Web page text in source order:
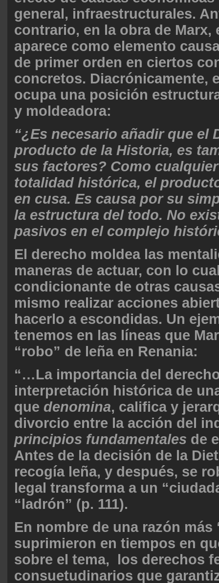
general, infraestructurales.
contrario, en la obra de Marx,
aparece como elemento
de primer orden en ciertos
concretos. Diacrónicamente,
ocupa una posición
y moldeadora:
“¿Es necesario añadir que el
producto de la Historia, es
sus factores? Como
totalidad histórica, el
en cusa. Es causa por su
la estructura del todo. No
pasivos en el complejo
El derecho moldea las
maneras de actuar, con lo
condicionante de otras
mismo realizar acciones
hacerlo a escondidas. Un
tenemos en las líneas que
“robo” de leña en Renania:
“…La importancia del
interpretación histórica de
que denomina, califica y
divorcio entre la acción del
principios fundamentales de
Antes de la decisión de la
recogía leña, y después, se
legal transforma a un
“ladrón” (p. 111).
En nombre de una razón más
suprimieron en tiempos en
sobre el tema, los derechos
consuetudinarios que